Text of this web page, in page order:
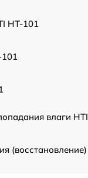
HT-101
влаги HTI
(восстановление)